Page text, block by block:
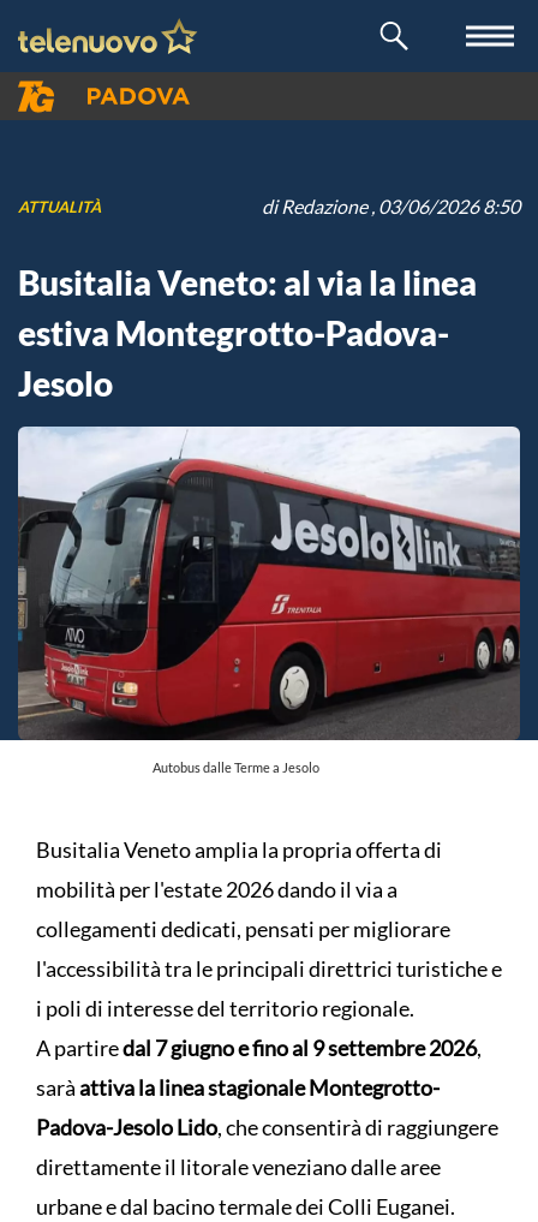
ATTUALITÀ diRedazione, 03/06/2026 8:50
Busitalia Veneto: al via la linea
estiva Montegrotto-Padova-
Jesolo
Autobus dalle Terme a Jesolo
Busitalia Veneto amplia la propria offerta di
mobilità per l'estate 2026 dando il via a
collegamenti dedicati, pensati per migliorare
l'accessibilità tra le principali direttrici turistiche e
i poli di interesse del territorio regionale.
A partiredal 7 giugno e fino al 9 settembre 2026,
saràattiva la linea stagionale Montegrotto-
Padova-Jesolo Lido, che consentirà di raggiungere
direttamente il litorale veneziano dalle aree
urbane e dal bacino termale dei Colli Euganei.